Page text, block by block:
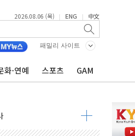
2026.08.06 (목) | ENG | 中文
패밀리 사이트
화·연예 스포츠 GAM
는 세계 노력"
출발…삼전닉스 약세
물운송
증가